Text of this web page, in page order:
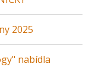
2025
nabídla